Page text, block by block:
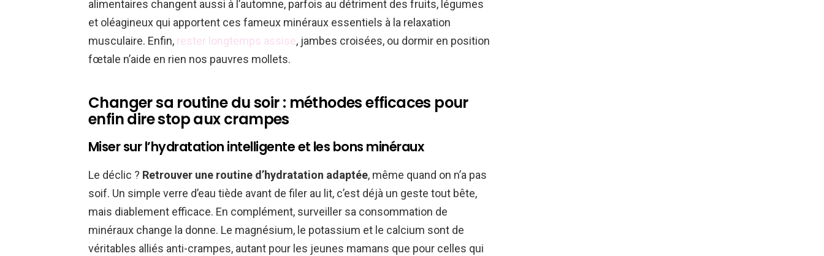
alimentaires changent aussi à l’automne, parfois au détriment des fruits, légumes
et oléagineux qui apportent ces fameux minéraux essentiels à la relaxation
musculaire. Enfin, rester longtemps assise, jambes croisées, ou dormir en position
fœtale n’aide en rien nos pauvres mollets.
Changer sa routine du soir : méthodes efficaces pour
enfin dire stop aux crampes
Miser sur l’hydratation intelligente et les bons minéraux
Le déclic ? Retrouver une routine d’hydratation adaptée, même quand on n’a pas
soif. Un simple verre d’eau tiède avant de filer au lit, c’est déjà un geste tout bête,
mais diablement efficace. En complément, surveiller sa consommation de
minéraux change la donne. Le magnésium, le potassium et le calcium sont de
véritables alliés anti-crampes, autant pour les jeunes mamans que pour celles qui